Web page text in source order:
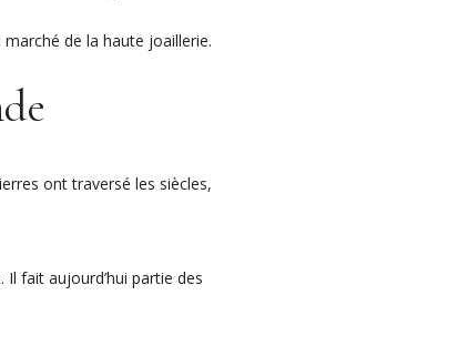
de la haute joaillerie.
ont traversé les siècles,
fait aujourd’hui partie des